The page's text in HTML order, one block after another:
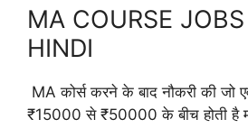
MA COURSE
HINDI
MA कोर्स करने के बाद नौकरी की जो
₹15000 से ₹50000 के बीच होती है